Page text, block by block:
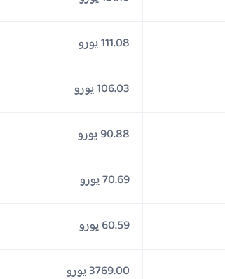
111.08 يورو
106.03 يورو
90.88 يورو
70.69 يورو
60.59 يورو
3769.00 يورو